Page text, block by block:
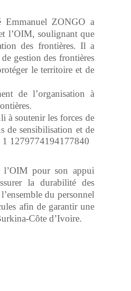
Emmanuel ZONGO a
l’OIM, soulignant que
des frontières. Il a
gestion des frontières
le territoire et de
de l’organisation à
à soutenir les forces de
de sensibilisation et de
pour son appui
la durabilité des
du personnel
afin de garantir une
Côte d’Ivoire.